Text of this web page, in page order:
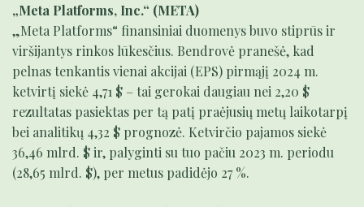
„Meta Platforms, Inc.“ (META)
„Meta Platforms“ finansiniai duomenys buvo stiprūs ir
viršijantys rinkos lūkesčius. Bendrovė pranešė, kad
pelnas tenkantis vienai akcijai (EPS) pirmąjį 2024 m.
ketvirtį siekė 4,71 $ – tai gerokai daugiau nei 2,20 $
rezultatas pasiektas per tą patį praėjusių metų laikotarpį
bei analitikų 4,32 $ prognozė. Ketvirčio pajamos siekė
36,46 mlrd. $ ir, palyginti su tuo pačiu 2023 m. periodu
(28,65 mlrd. $), per metus padidėjo 27 %.